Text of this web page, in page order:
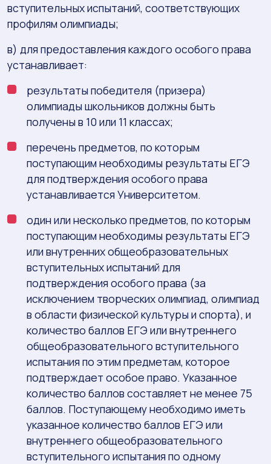
вступительных испытаний, соответствующих
профилям олимпиады;
в) для предоставления каждого особого права
устанавливает:
результаты победителя (призера)
олимпиады школьников должны быть
получены в 10 или 11 классах;
перечень предметов, по которым
поступающим необходимы результаты ЕГЭ
для подтверждения особого права
устанавливается Университетом.
один или несколько предметов, по которым
поступающим необходимы результаты ЕГЭ
или внутренних общеобразовательных
вступительных испытаний для
подтверждения особого права (за
исключением творческих олимпиад, олимпиад
в области физической культуры и спорта), и
количество баллов ЕГЭ или внутреннего
общеобразовательного вступительного
испытания по этим предметам, которое
подтверждает особое право. Указанное
количество баллов составляет не менее 75
баллов. Поступающему необходимо иметь
указанное количество баллов ЕГЭ или
внутреннего общеобразовательного
вступительного испытания по одному